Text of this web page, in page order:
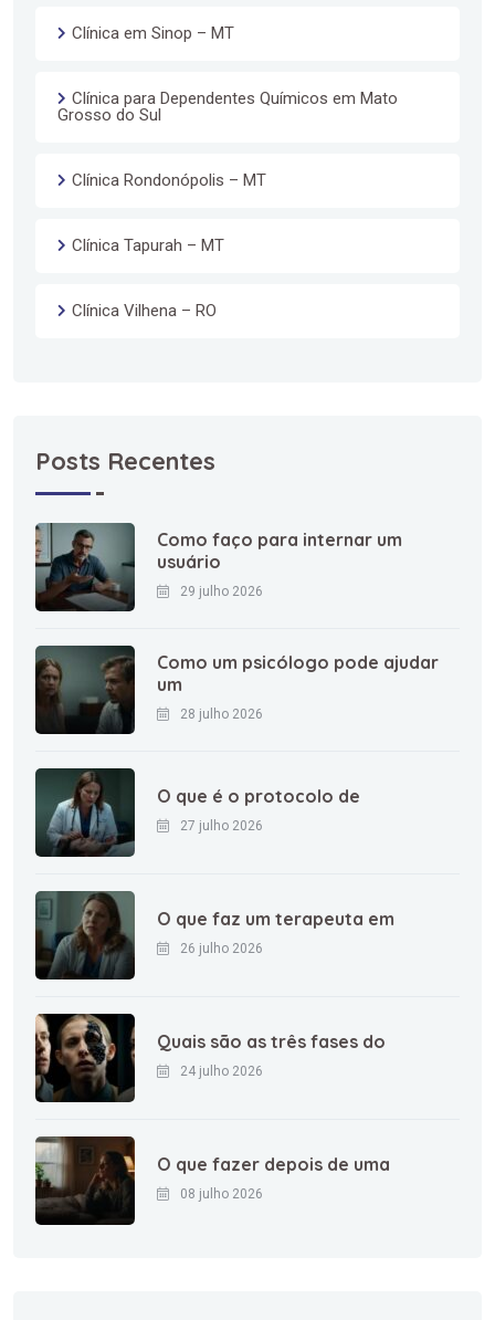
Clínica em Sinop – MT
Clínica para Dependentes Químicos em Mato
Grosso do Sul
Clínica Rondonópolis – MT
Clínica Tapurah – MT
Clínica Vilhena – RO
Posts Recentes
Como faço para internar um
usuário
29 julho 2026
Como um psicólogo pode ajudar
um
28 julho 2026
O que é o protocolo de
27 julho 2026
O que faz um terapeuta em
26 julho 2026
Quais são as três fases do
24 julho 2026
O que fazer depois de uma
08 julho 2026